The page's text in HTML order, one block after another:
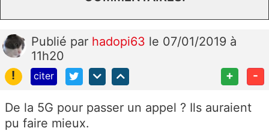
Publié par hadopi63 le 07/01/2019 à
11h20
!
citer + -
De la 5G pour passer un appel ? Ils auraient
pu faire mieux.